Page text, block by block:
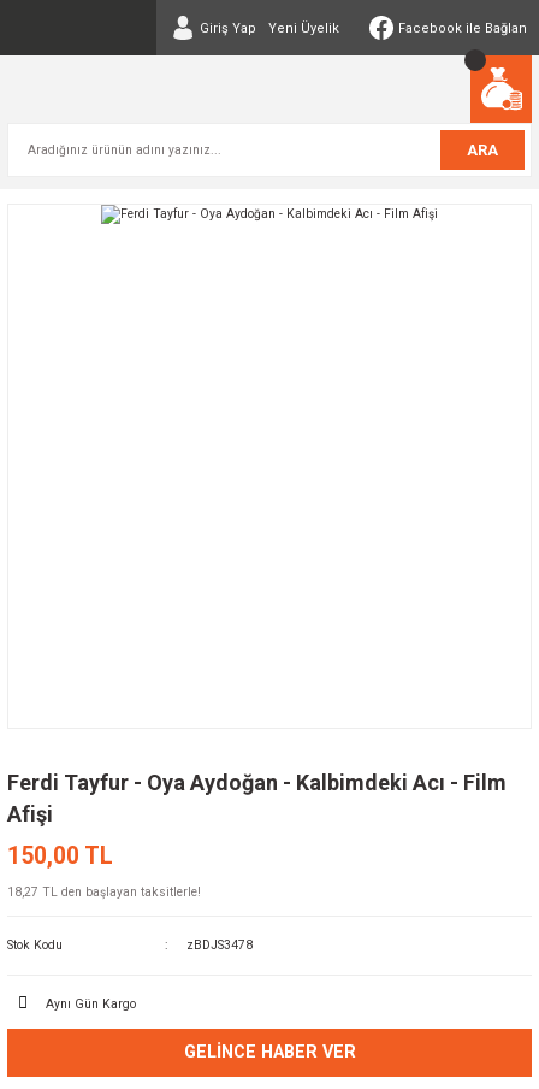
Giriş Yap Yeni Üyelik Facebook ile Bağlan
ARA
Ferdi Tayfur - Oya Aydoğan - Kalbimdeki Acı - Film
Afişi
150,00 TL
18,27 TL den başlayan taksitlerle!
Stok Kodu zBDJS3478
Aynı Gün Kargo
GELINCE HABER VER